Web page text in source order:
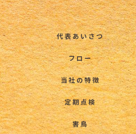
代表あいさつ
フロー
当社の特徴
定期点検
害鳥